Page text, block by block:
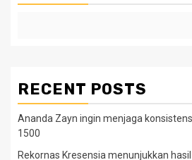
RECENT POSTS
Ananda Zayn ingin menjaga
1500
Rekornas Kresensia menunjukkan